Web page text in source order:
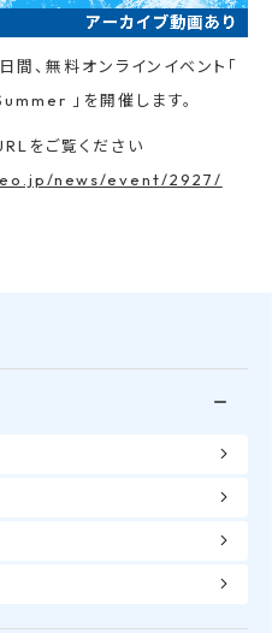
間、無料オンラインイベント「
」を開催します。
をご覧ください
news/event/2927/